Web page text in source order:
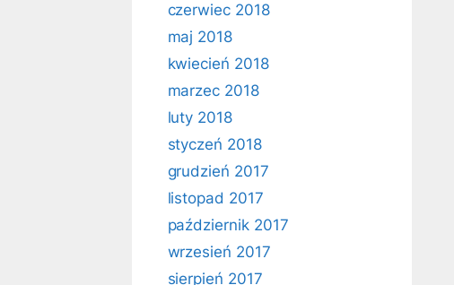
czerwiec 2018
maj 2018
kwiecień 2018
marzec 2018
luty 2018
styczeń 2018
grudzień 2017
listopad 2017
październik 2017
wrzesień 2017
sierpień 2017